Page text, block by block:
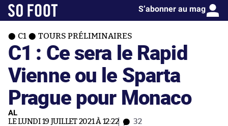
S’abonner au mag
C1 TOURS PRÉLIMINAIRES
C1 : Ce sera le Rapid
Vienne ou le Sparta
Prague pour Monaco
AL
LE LUNDI 19 JUILLET 2021 À 12:22 32